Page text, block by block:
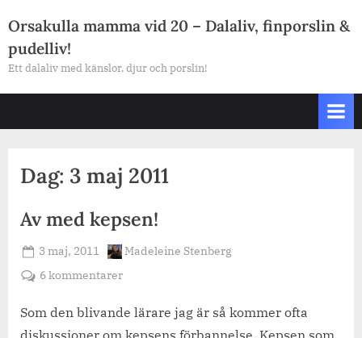
to
content
Orsakulla mamma vid 20 – Dalaliv, finporslin &
pudelliv!
Ett dalaliv med känslor, djur och porslin!
Dag: 3 maj 2011
Av med kepsen!
Posted
on
3 maj, 2011 By
Madeleine Stenberg
6 kommentarertill
med
kepsen!
Som den blivande lärare jag är så kommer ofta